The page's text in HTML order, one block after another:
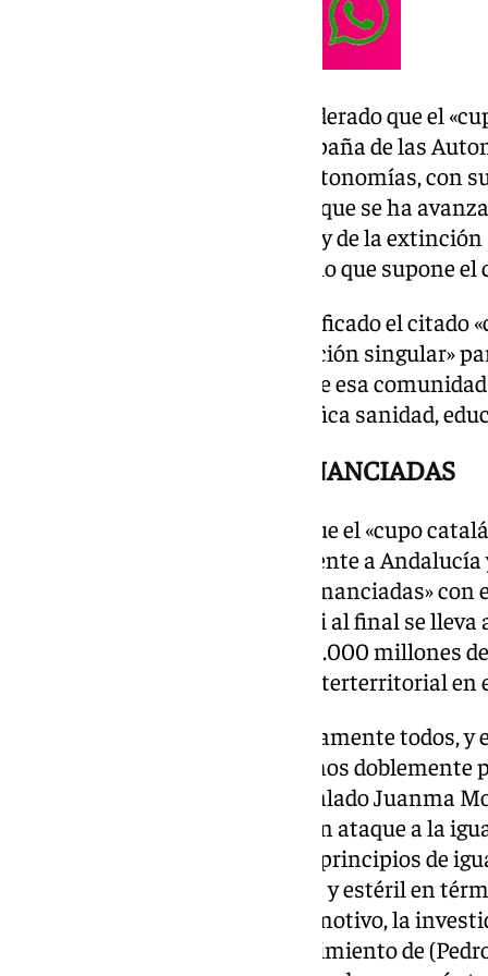
El presidente andaluz ha considerado que el
principio del derrumbe de la España de las
conocido de la España de las autonomías, con
indicado Moreno, para quien lo que se ha
del derrumbe, de la destrucción y de la
españoles de parar este atropello que supone
Por su parte, Mazón, que ha calificado el citado
manifestado que una «financiación singular»
supone «romper la unidad» y que esa
financiación autonómica significa sanidad,
COMUNIDADES INFRAFINANCIADAS
Juanma Moreno ha señalado que el «cupo
territorio nacional y especialmente a
comunidades que están «infrafinanciadas»
autonómica. Ha señalado que si al final se lleva
supondrá «extraer en torno a 32.000 millones
«hacer inviable la solidaridad interterritorial en
«Por tanto, perderemos absolutamente todos, y
Comunidad Valenciana, perdemos doblemente
media en financiación», ha señalado Juanma
el «cupo independentista» es «un ataque a la
Constitución, que consagra los principios de
cesión completamente absurda y estéril en
que solo tiene un objetivo y un motivo, la
(presidente catalán) y el sostenimiento de